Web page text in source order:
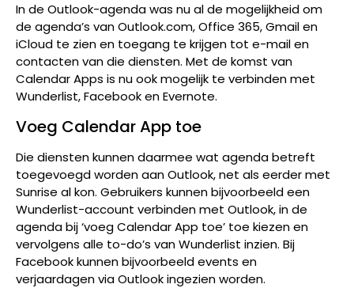
In de Outlook-agenda was nu al de mogelijkheid om
de agenda’s van Outlook.com, Office 365, Gmail en
iCloud te zien en toegang te krijgen tot e-mail en
contacten van die diensten. Met de komst van
Calendar Apps is nu ook mogelijk te verbinden met
Wunderlist, Facebook en Evernote.
Voeg Calendar App toe
Die diensten kunnen daarmee wat agenda betreft
toegevoegd worden aan Outlook, net als eerder met
Sunrise al kon. Gebruikers kunnen bijvoorbeeld een
Wunderlist-account verbinden met Outlook, in de
agenda bij ‘voeg Calendar App toe’ toe kiezen en
vervolgens alle to-do’s van Wunderlist inzien. Bij
Facebook kunnen bijvoorbeeld events en
verjaardagen via Outlook ingezien worden.